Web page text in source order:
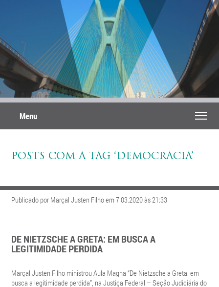
Menu
POSTS COM A TAG ‘DEMOCRACIA’
Publicado por Marçal Justen Filho em 7.03.2020 às 21:33
DE NIETZSCHE A GRETA: EM BUSCA A
LEGITIMIDADE PERDIDA
Marçal Justen Filho ministrou Aula Magna “De Nietzsche a Greta: em
busca a legitimidade perdida”, na Justiça Federal – Seção Judiciária do